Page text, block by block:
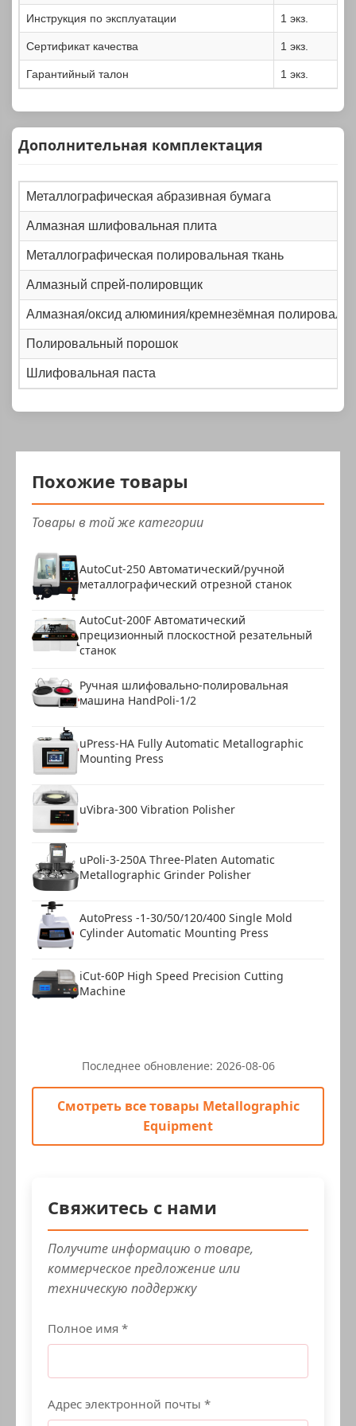
Инструкция по эксплуатации 1 экз.
Сертификат качества 1 экз.
Гарантийный талон 1 экз.
Дополнительная комплектация
Металлографическая абразивная бумага
Алмазная шлифовальная плита
Металлографическая полировальная ткань
Алмазный спрей-полировщик
Алмазная/оксид алюминия/кремнезёмная
Полировальный порошок
Шлифовальная паста
Похожие товары
Товары в той же категории
AutoCut-250 Автоматический/ручной
металлографический отрезной станок
AutoCut-200F Автоматический
прецизионный плоскостной резательный
станок
Ручная шлифовально-полировальная
машина HandPoli-1/2
uPress-HA Fully Automatic Metallographic
Mounting Press
uVibra-300 Vibration Polisher
uPoli-3-250A Three-Platen Automatic
Metallographic Grinder Polisher
AutoPress -1-30/50/120/400 Single Mold
Cylinder Automatic Mounting Press
iCut-60P High Speed Precision Cutting
Machine
Последнее обновление: 2026-08-06
Смотреть все товары Metallographic
Equipment
Свяжитесь с нами
Получите информацию о товаре,
коммерческое предложение или
техническую поддержку
Полное имя *
Адрес электронной почты *